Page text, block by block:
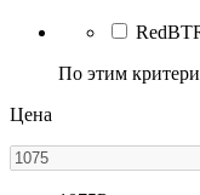
По этим
Цена